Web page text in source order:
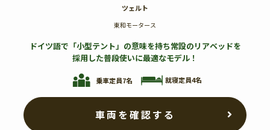
ツェルト
東和モータース
ドイツ語で「小型テント」の意味を持ち常設のリアベッドを
採用した普段使いに最適なモデル！
乗車定員7名 就寝定員4名
車両を確認する